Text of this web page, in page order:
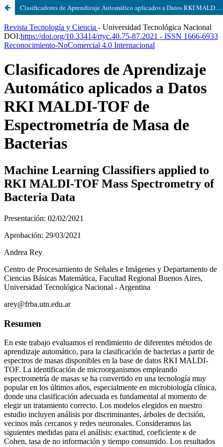
Clasificadores de Aprendizaje Automático aplicados a Datos RKI MALDI-TOF de Espectrometría de Masa de Bacterias